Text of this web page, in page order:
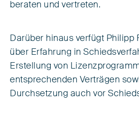
beraten und vertreten.
Darüber hinaus verfügt Philipp
über Erfahrung in
Erstellung von
entsprechenden Verträgen
Durchsetzung auch vor